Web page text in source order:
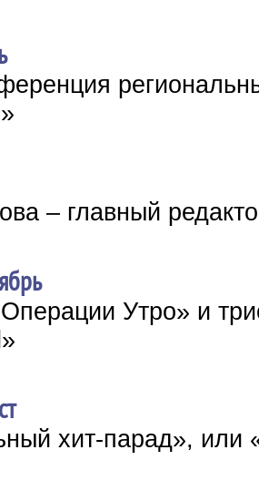
– главный
Утро» и
хит-парад», или